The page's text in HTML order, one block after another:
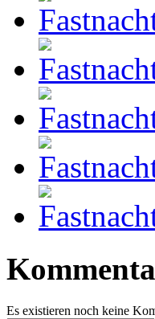
Es existieren noch keine